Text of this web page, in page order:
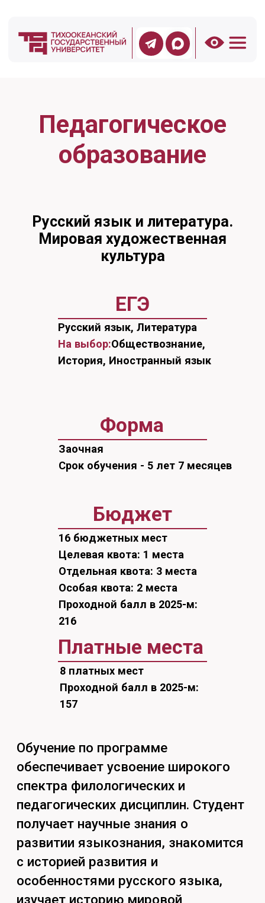
образование
Русский язык и литература.
Мировая художественная
ЕГЭ
Бюджет
Платные места
Русский язык, Литература
На выбор:Обществознание,
История, Иностранный язык
Заочная
Срок обучения - 5 лет 7 месяцев
Особая квота: 2 места
Проходной балл в 2025-м:
Обучение по программе
спектра филологических и
педагогических дисциплин. Студент
получает научные знания о
развитии языкознания, знакомится
с историей развития и
изучает историю мировой
художественной культуры,
зарубежной и русской литературы,
культурологию и методику
преподавания филологических
дисциплин. Студенты учатся в
знания в образовательном
процессе. Под руководством
профессоров и доцентов пробуют
строить научные исследования:
пишут статьи, участвуют в
конференциях. Также они
овладевают навыками создания
качественных текстов различных
стилей и жанров, а также учатся его
профессиональному
редактированию.